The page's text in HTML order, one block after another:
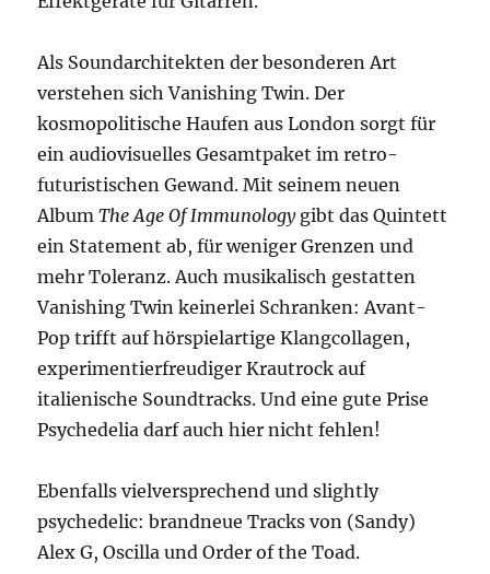
Als Soundarchitekten der besonderen Art
verstehen sich Vanishing Twin. Der
kosmopolitische Haufen aus London sorgt für
ein audiovisuelles Gesamtpaket im retro-
futuristischen Gewand. Mit seinem neuen
AlbumThe Age Of Immunologygibt das Quintett
ein Statement ab, für weniger Grenzen und
mehr Toleranz. Auch musikalisch gestatten
Vanishing Twin keinerlei Schranken: Avant-
Pop trifft auf hörspielartige Klangcollagen,
experimentierfreudiger Krautrock auf
italienische Soundtracks. Und eine gute Prise
Psychedelia darf auch hier nicht fehlen!
Ebenfalls vielversprechend und slightly
psychedelic: brandneue Tracks von (Sandy)
Alex G, Oscilla und Order of the Toad.